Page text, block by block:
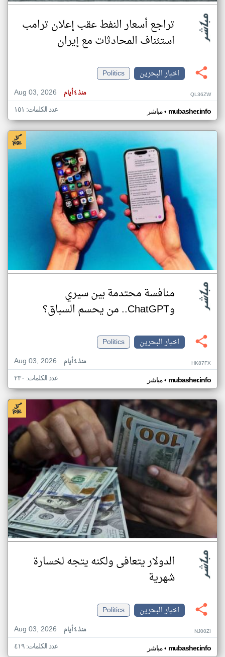
تراجع أسعار النفط عقب إعلان ترامب
استئناف المحادثات مع إيران
اخبار البحرين
Politics
Aug 03, 2026
منذ ٤ أيام QL36ZW
مباشر• mubasher.info عدد الكلمات: ١٥١
منافسة محتدمة بين سيري
وChatGPT.. من يحسم السباق؟
اخبار البحرين
Politics
Aug 03, 2026
منذ ٤ أيام HK87FX
مباشر• mubasher.info عدد الكلمات: ٢٣٠
الدولار يتعافى ولكنه يتجه لخسارة
شهرية
اخبار البحرين
Politics
Aug 03, 2026
منذ ٤ أيام NJ00ZI
مباشر• mubasher.info عدد الكلمات: ٤١٩